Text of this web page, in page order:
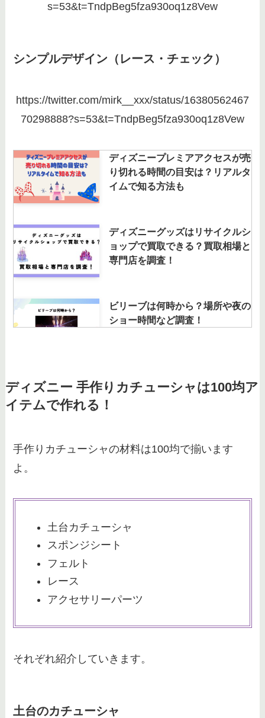
s=53&t=TndpBeg5fza930oq1z8Vew
シンプルデザイン（レース・チェック）
https://twitter.com/mirk__xxx/status/16380562467
70298888?s=53&t=TndpBeg5fza930oq1z8Vew
ディズニープレミアアクセスが売
り切れる時間の目安は？リアルタ
イムで知る方法も
ディズニーグッズはリサイクルシ
ョップで買取できる？買取相場と
専門店を調査！
ビリーブは何時から？場所や夜の
ショー時間など調査！
ディズニーシーのバースデーケー
キはどこで購入できる？予約につ
マウスピース矯正中にディズニー
ディズニーチケット日付変更の回
数は何回まで？変更手順や差額の
ホテルミラコスタの予約の裏ワザ
いつから可能なのかを調査！
ディズニー 手作りカチューシャは100均ア
イテムで作れる！
手作りカチューシャの材料は100均で揃います
よ。
土台カチューシャ
スポンジシート
フェルト
レース
アクセサリーパーツ
それぞれ紹介していきます。
土台のカチューシャ